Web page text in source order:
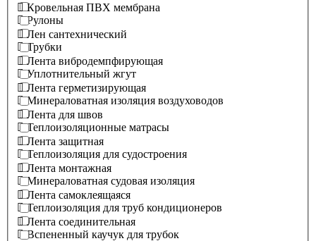
Рулоны
Трубки
Уплотнительный жгут
Минераловатная изоляция воздуховодов
Теплоизоляционные матрасы
Теплоизоляция для судостроения
Минераловатная судовая изоляция
Теплоизоляция для труб кондиционеров
Вспененный каучук для трубок
Кровельная ПВХ мембрана
Лен сантехнический
Лента вибродемпфирующая
Лента герметизирующая
Лента для швов
Лента защитная
Лента монтажная
Лента самоклеящаяся
Лента соединительная